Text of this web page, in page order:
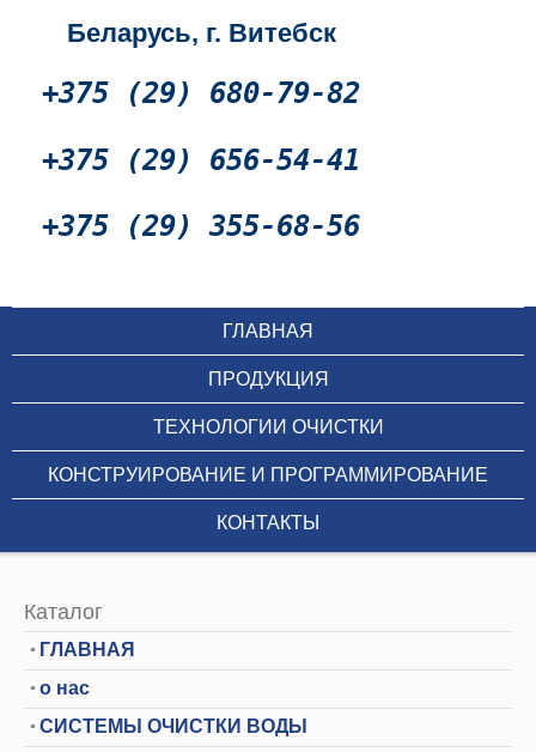
Беларусь, г. Витебск
+375 (29) 680-79-82
+375 (29) 656-54-41
+375 (29) 355-68-56
ГЛАВНАЯ
ПРОДУКЦИЯ
ТЕХНОЛОГИИ ОЧИСТКИ
КОНСТРУИРОВАНИЕ И ПРОГРАММИРОВАНИЕ
КОНТАКТЫ
Каталог
ГЛАВНАЯ
о нас
СИСТЕМЫ ОЧИСТКИ ВОДЫ